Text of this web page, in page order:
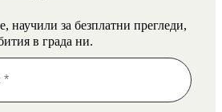
научили за безплатни прегледи,
в града ни.